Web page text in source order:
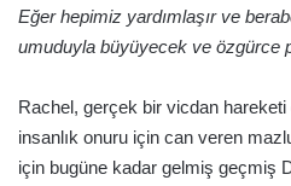
Eğer hepimiz yardımlaşır ve
umuduyla büyüyecek ve özgürce
Rachel, gerçek bir vicdan
insanlık onuru için can veren
için bugüne kadar gelmiş geçmiş